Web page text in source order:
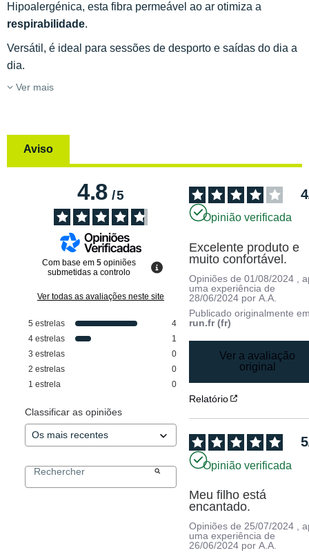
Hipoalergénica, esta fibra permeável ao ar otimiza a
respirabilidade.
Versátil, é ideal para sessões de desporto e saídas do dia a
dia.
Ver mais
Aviso
4.8/5
Com base em 5 opiniões
submetidas a controlo
Ver todas as avaliações neste site
5 estrelas
4
4 estrelas
1
3 estrelas
0
2 estrelas
0
1 estrela 0
Classificar as opiniões
4
Opinião verificada
Excelente produto e
muito confortável.
Opiniões de01/08/2024
,
uma experiência de
28/06/2024 porA.A.
Publicado originalmente
run.fr (fr)
Ver a avaliação
original
Relatório
5
Opinião verificada
Meu filho está
encantado.
Opiniões de 25/07/2024
,
uma experiência de
26/06/2024 porA.A.